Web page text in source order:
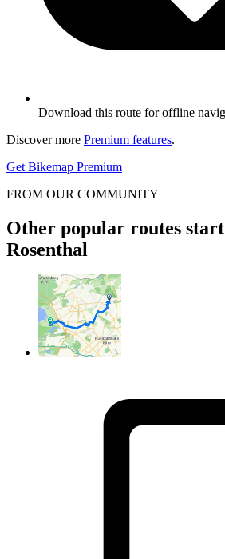
Download this route for offline
Discover more Premium features.
Get Bikemap Premium
FROM OUR COMMUNITY
Other popular routes
Rosenthal